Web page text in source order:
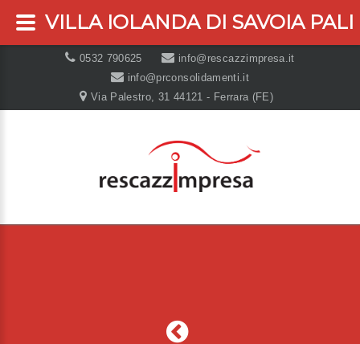
0532 790625
info@rescazzimpresa.it
info@prconsolidamenti.it
Via Palestro, 31 44121 - Ferrara (FE)
VILLA IOLANDA DI SAVOIA PALI